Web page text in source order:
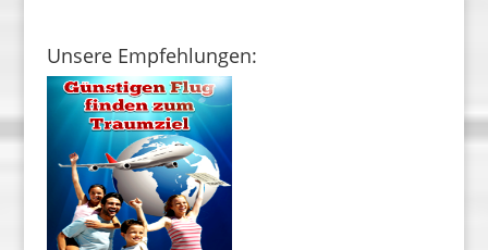
Unsere Empfehlungen: